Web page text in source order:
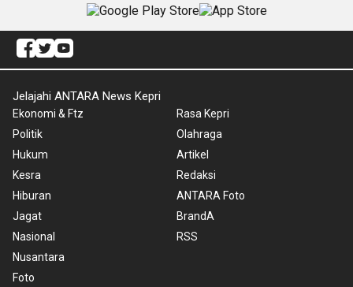
Jelajahi ANTARA News Kepri
Ekonomi & Ftz
Politik
Hukum
Kesra
Hiburan
Jagat
Nasional
Nusantara
Foto
Rasa Kepri
Olahraga
Artikel
Redaksi
ANTARA Foto
BrandA
RSS